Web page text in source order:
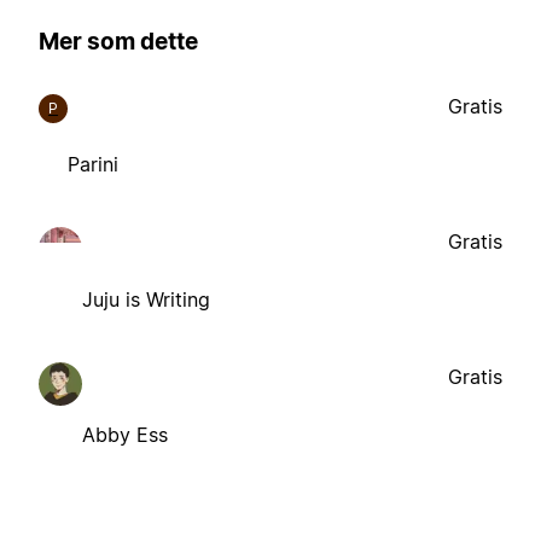
Mer som dette
P
Parini
Gratis
Juju is Writing
Gratis
Abby Ess
Gratis